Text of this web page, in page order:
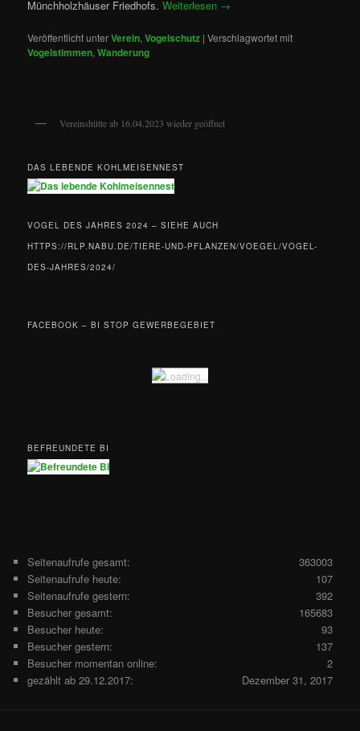
Münchholzhäuser Friedhofs.Weiterlesen →
Veröffentlicht unterVerein,Vogelschutz |Verschlagwortet mit
Vogelstimmen,Wanderung
Vereinshütte ab 16.04.2023 wieder geöffnet
DAS LEBENDE KOHLMEISENNEST
VOGEL DES JAHRES 2024 – SIEHE AUCH
HTTPS://RLP.NABU.DE/TIERE-UND-PFLANZEN/VOEGEL/VOGEL-
DES-JAHRES/2024/
FACEBOOK – BI STOP GEWERBEGEBIET
BEFREUNDETE BI
363003
Seitenaufrufe gesamt:
107
Seitenaufrufe heute:
392
Seitenaufrufe gestern:
165683
Besucher gesamt:
93
Besucher heute:
137
Besucher gestern:
2
Besucher momentan online:
Dezember 31, 2017
gezählt ab 29.12.2017: